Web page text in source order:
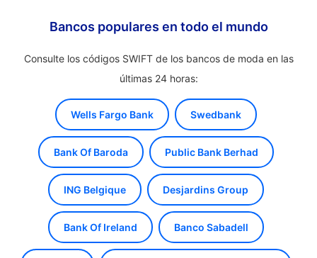
Bancos populares en todo el mundo
Consulte los códigos SWIFT de los bancos de moda en las
últimas 24 horas:
Wells Fargo Bank Swedbank
Bank Of Baroda Public Bank Berhad
ING Belgique Desjardins Group
Bank Of Ireland Banco Sabadell